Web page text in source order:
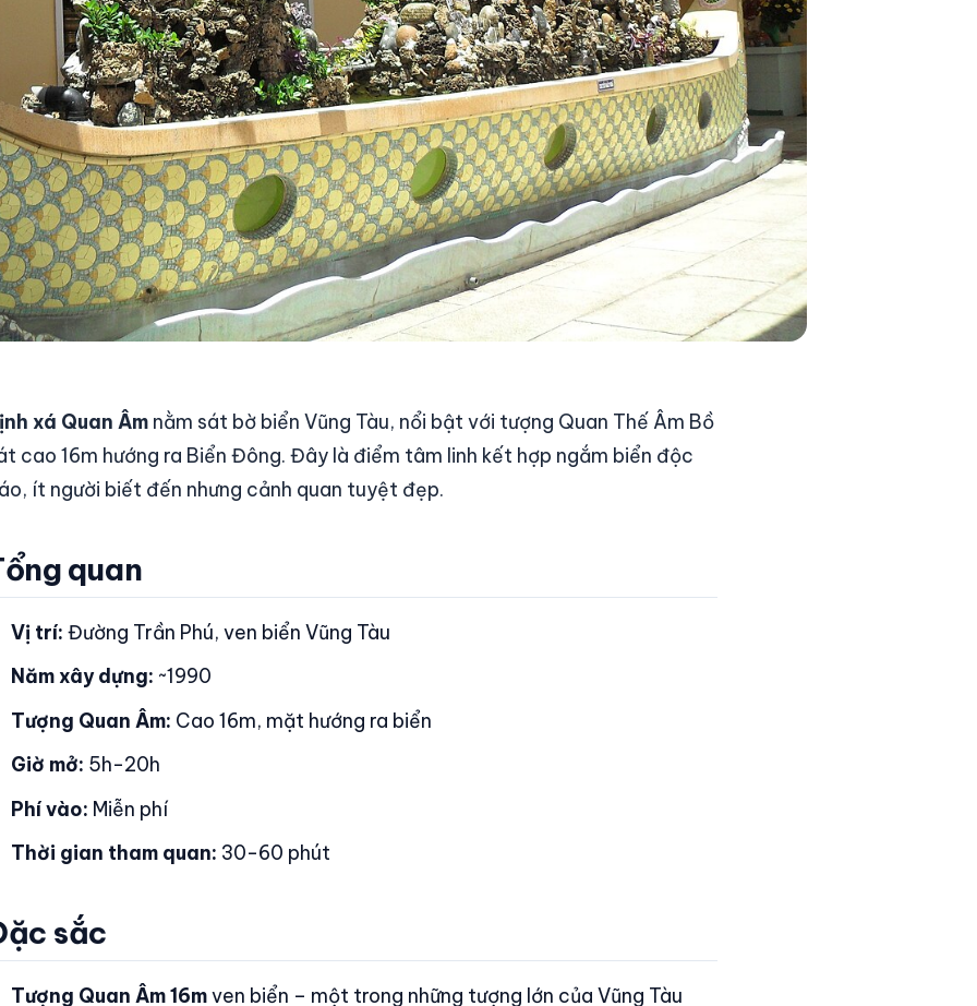
xá Quan Âm nằm sát bờ biển Vũng Tàu, nổi bật với tượng Quan Thế Âm Bồ
cao 16m hướng ra Biển Đông. Đây là điểm tâm linh kết hợp ngắm biển độc
ít người biết đến nhưng cảnh quan tuyệt đẹp.
quan
Vị trí: Đường Trần Phú, ven biển Vũng Tàu
Năm xây dựng: ~1990
Tượng Quan Âm: Cao 16m, mặt hướng ra biển
Giờ mở: 5h-20h
Phí vào: Miễn phí
Thời gian tham quan: 30-60 phút
sắc
Tượng Quan Âm 16mven biển – một trong những tượng lớn của Vũng Tàu